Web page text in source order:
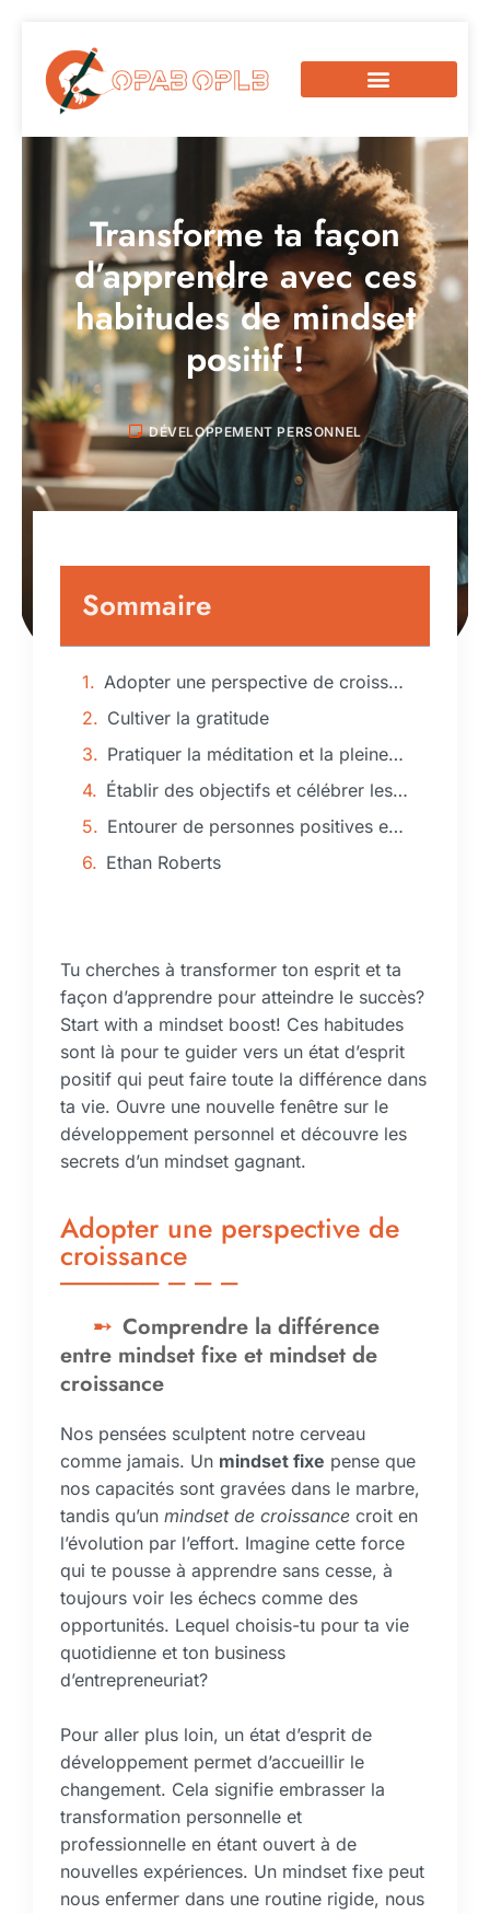
Transforme ta façon
d’apprendre avec ces
habitudes de mindset
positif !
DÉVELOPPEMENT PERSONNEL
Sommaire
Adopter une perspective de croissance
Cultiver la gratitude
Pratiquer la méditation et la pleine conscience
Établir des objectifs et célébrer les petites victoires
Entourer de personnes positives et inspirantes
Ethan Roberts
Tu cherches à transformer ton esprit et ta
façon d’apprendre pour atteindre le succès?
Start with a mindset boost! Ces habitudes
sont là pour te guider vers un état d’esprit
positif qui peut faire toute la différence dans
ta vie. Ouvre une nouvelle fenêtre sur le
développement personnel et découvre les
secrets d’un mindset gagnant.
Adopter une perspective de
croissance
Comprendre la différence
entre mindset fixe et mindset de
croissance
Nos pensées sculptent notre cerveau
comme jamais. Un mindset fixe pense que
nos capacités sont gravées dans le marbre,
tandis qu’un mindset de croissance croit en
l’évolution par l’effort. Imagine cette force
qui te pousse à apprendre sans cesse, à
toujours voir les échecs comme des
opportunités. Lequel choisis-tu pour ta vie
quotidienne et ton business
d’entrepreneuriat?
Pour aller plus loin, un état d’esprit de
développement permet d’accueillir le
changement. Cela signifie embrasser la
transformation personnelle et
professionnelle en étant ouvert à de
nouvelles expériences. Un mindset fixe peut
nous enfermer dans une routine rigide, nous